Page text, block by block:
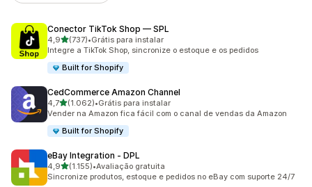
Conector TikTok Shop — SPL
4,9de 5 estrelas
(737)
737 avaliações ao todo
•Grátis para instalar
Integre a TikTok Shop, sincronize o estoque e os pedidos
Built for Shopify
CedCommerce Amazon Channel
4,7de 5 estrelas
(1.062)
1062 avaliações ao todo
•Grátis para instalar
Vender na Amazon fica fácil com o canal de vendas da Amazon
Built for Shopify
eBay Integration ‑ DPL
4,9de 5 estrelas
(1.155)
1155 avaliações ao todo
•Avaliação gratuita
Sincronize produtos, estoque e pedidos no eBay com suporte 24/7